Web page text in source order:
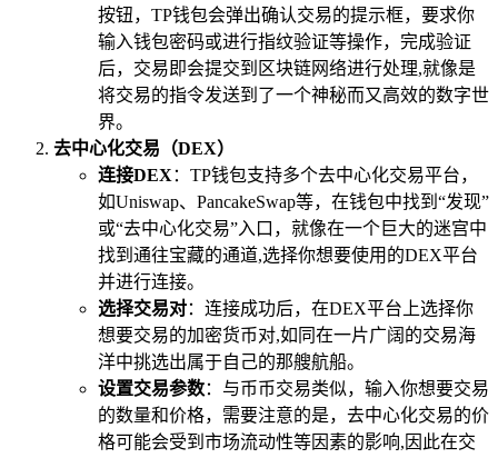
按钮，TP钱包会弹出确认交易的提示框，要求你
输入钱包密码或进行指纹验证等操作，完成验证
后，交易即会提交到区块链网络进行处理,就像是
将交易的指令发送到了一个神秘而又高效的数字世
界。
去中心化交易（DEX）
连接DEX：TP钱包支持多个去中心化交易平台，
如Uniswap、PancakeSwap等，在钱包中找到“发现”
或“去中心化交易”入口，就像在一个巨大的迷宫中
找到通往宝藏的通道,选择你想要使用的DEX平台
并进行连接。
选择交易对：连接成功后，在DEX平台上选择你
想要交易的加密货币对,如同在一片广阔的交易海
洋中挑选出属于自己的那艘航船。
设置交易参数：与币币交易类似，输入你想要交易
的数量和价格，需要注意的是，去中心化交易的价
格可能会受到市场流动性等因素的影响,因此在交